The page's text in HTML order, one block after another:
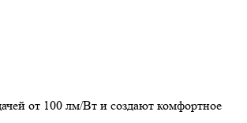
от 100 лм/Вт и создают комфортное